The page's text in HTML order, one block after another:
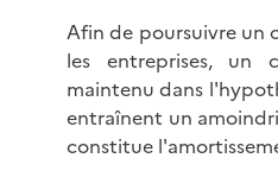
Afin de poursuivre un
les entreprises, un
maintenu dans
entraînent un
constitue